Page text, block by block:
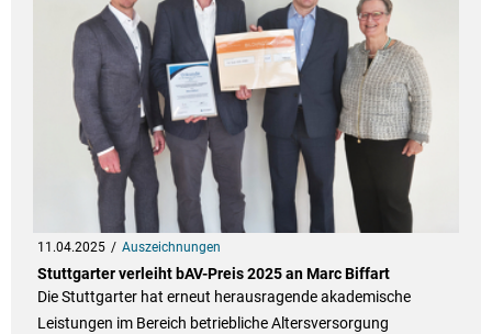
11.04.2025 Auszeichnungen
Stuttgarter verleiht bAV-Preis 2025 an Marc Biffart
Die Stuttgarter hat erneut herausragende akademische
Leistungen im Bereich betriebliche Altersversorgung